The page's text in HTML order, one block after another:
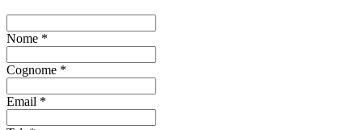
Nome *
Cognome *
Email *